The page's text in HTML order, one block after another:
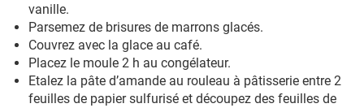
vanille.
Parsemez de brisures de marrons glacés.
Couvrez avec la glace au café.
Placez le moule 2 h au congélateur.
Etalez la pâte d’amande au rouleau à pâtisserie entre 2
feuilles de papier sulfurisé et découpez des feuilles de